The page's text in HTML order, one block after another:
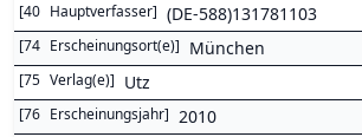
[40 Hauptverfasser] (DE-588)131781103
[74 Erscheinungsort(e)] München
[75 Verlag(e)] Utz
[76 Erscheinungsjahr] 2010